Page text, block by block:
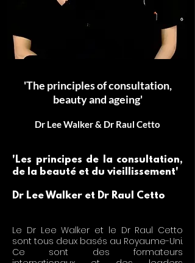
'The principles of consultation,
beauty and ageing'
Dr Lee Walker & Dr Raul Cetto
'Les principes de la consultation,
de la beauté et du vieillissement'
Dr Lee Walker et Dr Raul Cetto
Le Dr Lee Walker et le Dr Raul Cetto
sont tous deux basés au Royaume-Uni.
Ce sont des formateurs